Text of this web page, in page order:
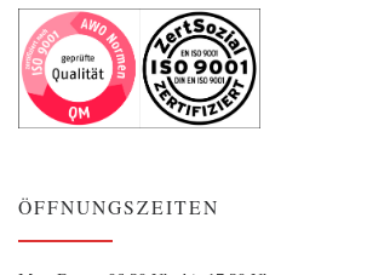
ÖFFNUNGSZEITEN